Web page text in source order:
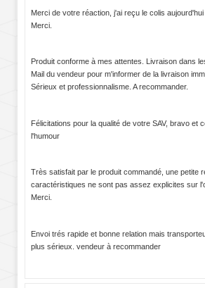
Merci de votre réaction, j'ai reçu le colis
Merci.
Produit conforme à mes attentes. Livraison dans
Mail du vendeur pour m'informer de la livraison
Sérieux et professionnalisme. A recommander.
Félicitations pour la qualité de votre SAV, bravo et
l'humour
Très satisfait par le produit commandé, une petite
caractéristiques ne sont pas assez explicites sur
Merci.
Envoi trés rapide et bonne relation mais
plus sérieux. vendeur à recommander